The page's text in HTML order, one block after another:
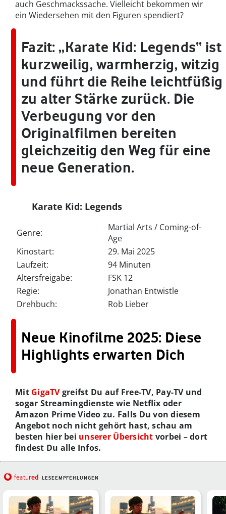
auch Geschmackssache. Vielleicht bekommen wir
ein Wiedersehen mit den Figuren spendiert?
Fazit: „Karate Kid: Legends“ ist
kurzweilig, warmherzig, witzig
und führt die Reihe leichtfüßig
zu alter Stärke zurück. Die
Verbeugung vor den
Originalfilmen bereiten
gleichzeitig den Weg für eine
neue Generation.
Karate Kid: Legends
Genre:
Martial Arts / Coming-of-
Age
Kinostart:
29. Mai 2025
Laufzeit:
94 Minuten
Altersfreigabe:
FSK 12
Regie:
Jonathan Entwistle
Drehbuch:
Rob Lieber
Neue Kinofilme 2025: Diese
Highlights erwarten Dich
Mit GigaTVgreifst Du auf Free-TV, Pay-TV und
sogar Streamingdienste wie Netflix oder
Amazon Prime Video zu. Falls Du von diesem
Angebot noch nicht gehört hast, schau am
besten hier bei unserer Übersicht vorbei – dort
findest Du alle Infos.
featured LESEEMPFEHLUNGEN